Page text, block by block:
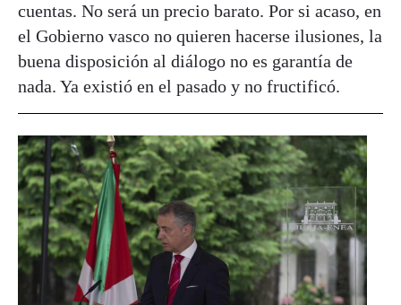
cuentas. No será un precio barato. Por si acaso, en
el Gobierno vasco no quieren hacerse ilusiones, la
buena disposición al diálogo no es garantía de
nada. Ya existió en el pasado y no fructificó.